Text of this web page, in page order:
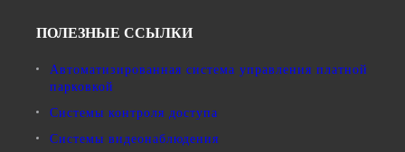
ПОЛЕЗНЫЕ ССЫЛКИ
Автоматизированная система управления платной
парковкой
Системы контроля доступа
Системы видеонаблюдения